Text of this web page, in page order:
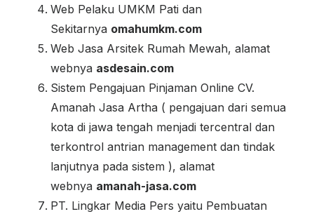
Web Pelaku UMKM Pati dan
Sekitarnya omahumkm.com
Web Jasa Arsitek Rumah Mewah, alamat
webnya asdesain.com
Sistem Pengajuan Pinjaman Online CV.
Amanah Jasa Artha ( pengajuan dari semua
kota di jawa tengah menjadi tercentral dan
terkontrol antrian management dan tindak
lanjutnya pada sistem ), alamat
webnya amanah-jasa.com
PT. Lingkar Media Pers yaitu Pembuatan